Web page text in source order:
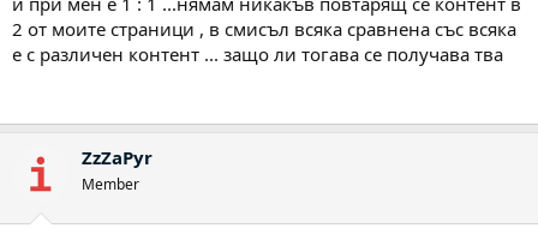
2 от моите страници , в смисъл всяка сравнена със всяка
е с различен контент ... защо ли тогава се получава тва
ZzZaPyr
Member